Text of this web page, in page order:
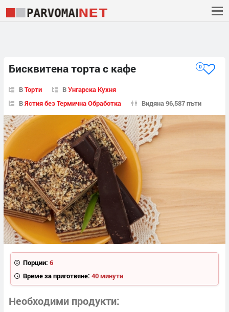
Бисквитена торта с кафе 0
ВТорти ВУнгарска Кухня
ВЯстия без Термична Обработка Видяна 96,587 пъти
Порции: 6
Време за приготвяне: 40 минути
Необходими продукти